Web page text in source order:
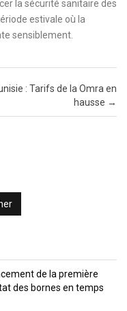
la sécurité sanitaire des
estivale où la
sensiblement.
: Tarifs de la Omra en
hausse →
de la première
des bornes en temps